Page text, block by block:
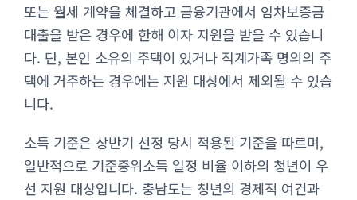
또는 월세 계약을 체결하고 금융기관에서 임차보증금
대출을 받은 경우에 한해 이자 지원을 받을 수 있습니
다. 단, 본인 소유의 주택이 있거나 직계가족 명의의 주
택에 거주하는 경우에는 지원 대상에서 제외될 수 있습
니다.
소득 기준은 상반기 선정 당시 적용된 기준을 따르며,
일반적으로 기준중위소득 일정 비율 이하의 청년이 우
선 지원 대상입니다. 충남도는 청년의 경제적 여건과